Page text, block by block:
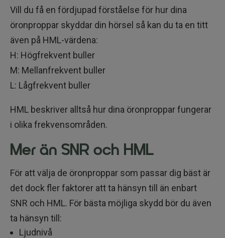
Vill du få en fördjupad förståelse för hur dina
öronproppar skyddar din hörsel så kan du ta en titt
även på HML-värdena:
H: Högfrekvent buller
M: Mellanfrekvent buller
L: Lågfrekvent buller
HML beskriver alltså hur dina öronproppar fungerar
i olika frekvensområden.
Mer än SNR och HML
För att välja de öronproppar som passar dig bäst är
det dock fler faktorer att ta hänsyn till än enbart
SNR och HML. För bästa möjliga skydd bör du även
ta hänsyn till:
Ljudnivå